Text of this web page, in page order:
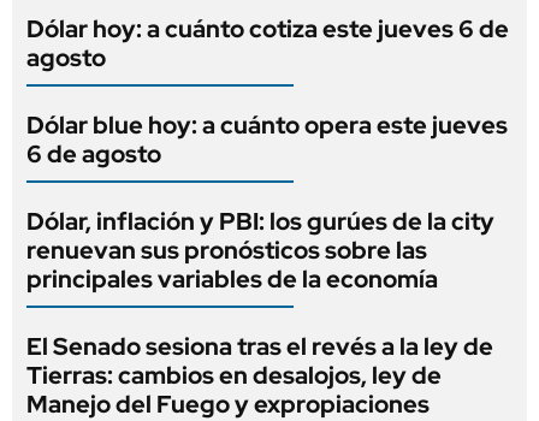
Dólar hoy: a cuánto cotiza este jueves 6 de
agosto
Dólar blue hoy: a cuánto opera este jueves
6 de agosto
Dólar, inflación y PBI: los gurúes de la city
renuevan sus pronósticos sobre las
principales variables de la economía
El Senado sesiona tras el revés a la ley de
Tierras: cambios en desalojos, ley de
Manejo del Fuego y expropiaciones